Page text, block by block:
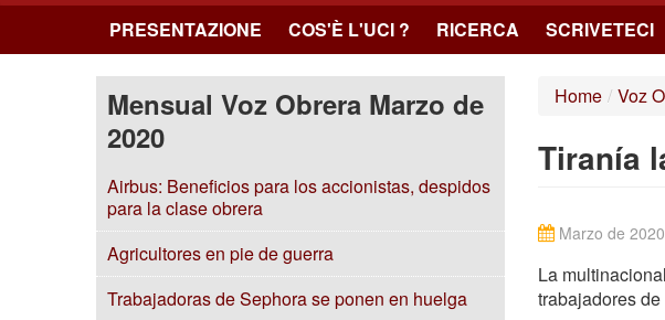
PRESENTAZIONE COS'È L'UCI ? RICERCA SCRIVETECI
Mensual Voz Obrera Marzo de
2020
Airbus: Beneficios para los accionistas, despidos
para la clase obrera
Agricultores en pie de guerra
Trabajadoras de Sephora se ponen en huelga
Home / Voz
Tiranía
Marzo de 2020
La
trabajadores